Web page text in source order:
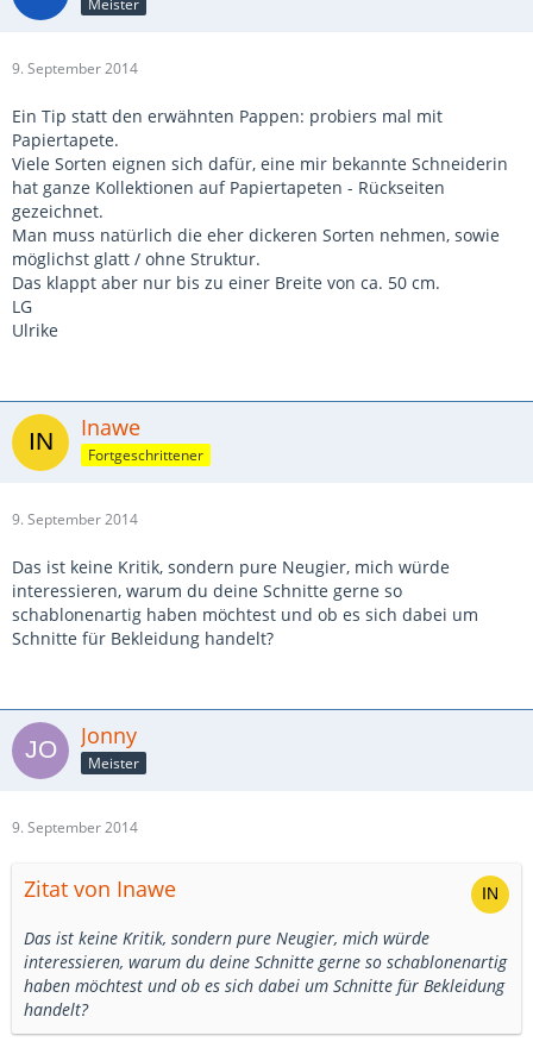
9. September 2014
Ein Tip statt den erwähnten Pappen: probiers mal mit
Papiertapete.
Viele Sorten eignen sich dafür, eine mir bekannte Schneiderin
hat ganze Kollektionen auf Papiertapeten - Rückseiten
gezeichnet.
Man muss natürlich die eher dickeren Sorten nehmen, sowie
möglichst glatt / ohne Struktur.
Das klappt aber nur bis zu einer Breite von ca. 50 cm.
LG
Ulrike
Inawe
Fortgeschrittener
9. September 2014
Das ist keine Kritik, sondern pure Neugier, mich würde
interessieren, warum du deine Schnitte gerne so
schablonenartig haben möchtest und ob es sich dabei um
Schnitte für Bekleidung handelt?
Jonny
Meister
9. September 2014
Zitat von Inawe
Das ist keine Kritik, sondern pure Neugier, mich würde
interessieren, warum du deine Schnitte gerne so schablonenartig
haben möchtest und ob es sich dabei um Schnitte für Bekleidung
handelt?